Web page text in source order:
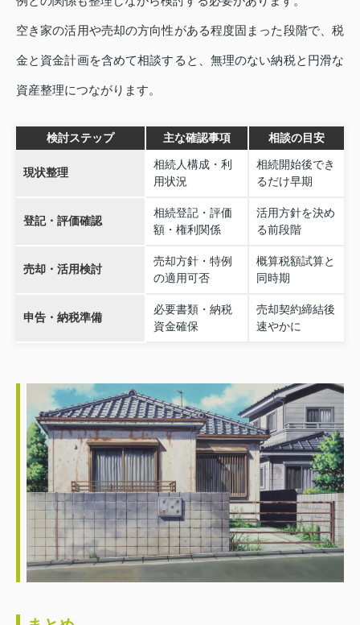
空き家の活用や売却の方向性がある程度固まった段階で、税
金と資金計画を含めて相談すると、無理のない納税と円滑な
資産整理につながります。
検討ステップ 主な確認事項 相談の目安
現状整理
相続人構成・利
用状況
相続開始後でき
るだけ早期
登記・評価確認
相続登記・評価
額・権利関係
活用方針を決め
る前段階
売却・活用検討
売却方針・特例
の適用可否
概算税額試算と
同時期
申告・納税準備
必要書類・納税
資金確保
売却契約締結後
速やかに